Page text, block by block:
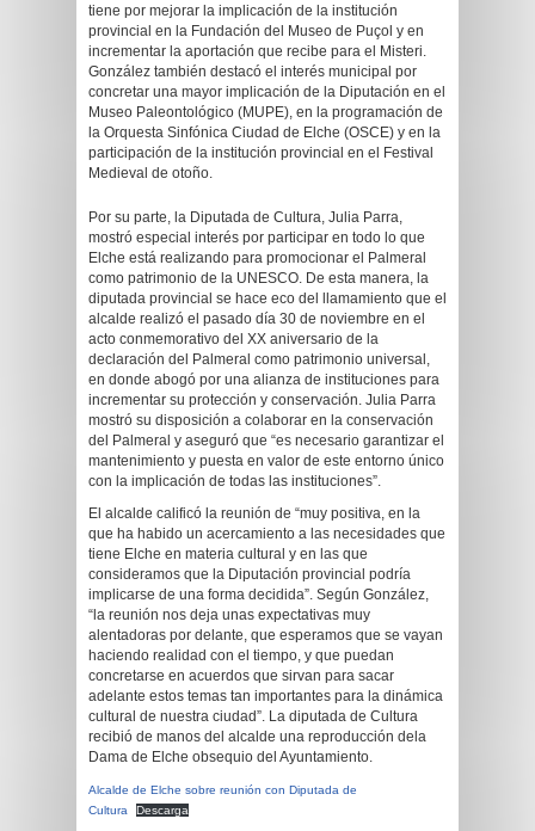
tiene por mejorar la implicación de la institución
provincial en la Fundación del Museo de Puçol y en
incrementar la aportación que recibe para el Misteri.
González también destacó el interés municipal por
concretar una mayor implicación de la Diputación en el
Museo Paleontológico (MUPE), en la programación de
la Orquesta Sinfónica Ciudad de Elche (OSCE) y en la
participación de la institución provincial en el Festival
Medieval de otoño.
Por su parte, la Diputada de Cultura, Julia Parra,
mostró especial interés por participar en todo lo que
Elche está realizando para promocionar el Palmeral
como patrimonio de la UNESCO. De esta manera, la
diputada provincial se hace eco del llamamiento que el
alcalde realizó el pasado día 30 de noviembre en el
acto conmemorativo del XX aniversario de la
declaración del Palmeral como patrimonio universal,
en donde abogó por una alianza de instituciones para
incrementar su protección y conservación. Julia Parra
mostró su disposición a colaborar en la conservación
del Palmeral y aseguró que “es necesario garantizar el
mantenimiento y puesta en valor de este entorno único
con la implicación de todas las instituciones”.
El alcalde calificó la reunión de “muy positiva, en la
que ha habido un acercamiento a las necesidades que
tiene Elche en materia cultural y en las que
consideramos que la Diputación provincial podría
implicarse de una forma decidida”. Según González,
“la reunión nos deja unas expectativas muy
alentadoras por delante, que esperamos que se vayan
haciendo realidad con el tiempo, y que puedan
concretarse en acuerdos que sirvan para sacar
adelante estos temas tan importantes para la dinámica
cultural de nuestra ciudad”. La diputada de Cultura
recibió de manos del alcalde una reproducción dela
Dama de Elche obsequio del Ayuntamiento.
Alcalde de Elche sobre reunión con Diputada de
Cultura
Descarga